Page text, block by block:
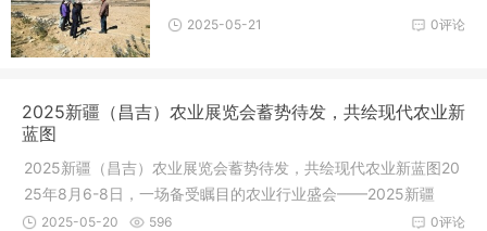
0评论
2025-05-21
2025新疆（昌吉）农业展览会蓄势待发，共绘现代农业新
蓝图
2025新疆（昌吉）农业展览会蓄势待发，共绘现代农业新蓝图20
25年8月6-8日，一场备受瞩目的农业行业盛会——2025新疆
（昌吉）农业
0评论
2025-05-20 596